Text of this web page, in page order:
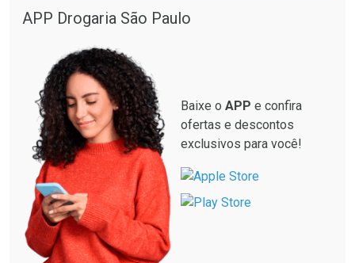
APP Drogaria São Paulo
Baixe o APP e confira
ofertas e descontos
exclusivos para você!